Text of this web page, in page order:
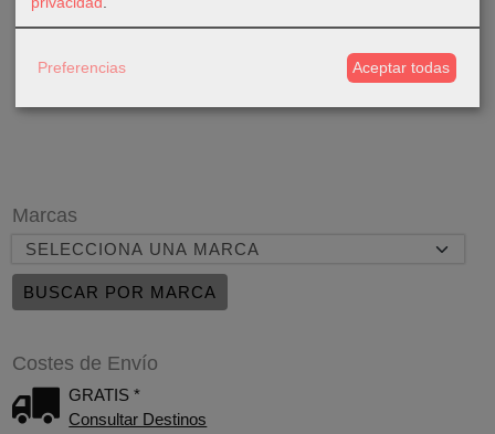
Marcas
Costes de Envío
GRATIS *
Consultar Destinos
Mini ...
Suki...
65,00 €
Naoki...
65,00 €
Preferencias Aceptar todas